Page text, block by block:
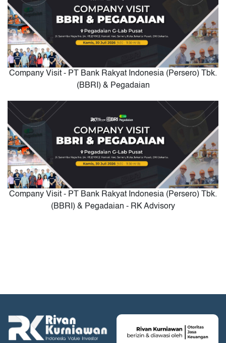
Company Visit - PT Bank Rakyat Indonesia (Persero) Tbk.
(BBRI) & Pegadaian
Company Visit - PT Bank Rakyat Indonesia (Persero) Tbk.
(BBRI) & Pegadaian - RK Advisory